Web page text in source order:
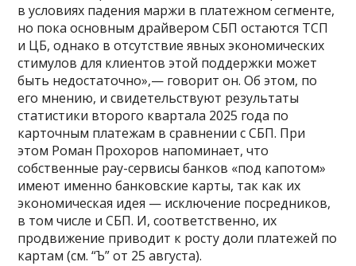
в условиях падения маржи в платежном сегменте,
но пока основным драйвером СБП остаются ТСП
и ЦБ, однако в отсутствие явных экономических
стимулов для клиентов этой поддержки может
быть недостаточно»,— говорит он. Об этом, по
его мнению, и свидетельствуют результаты
статистики второго квартала 2025 года по
карточным платежам в сравнении с СБП. При
этом Роман Прохоров напоминает, что
собственные pay-сервисы банков «под капотом»
имеют именно банковские карты, так как их
экономическая идея — исключение посредников,
в том числе и СБП. И, соответственно, их
продвижение приводит к росту доли платежей по
картам (см. “Ъ” от 25 августа).